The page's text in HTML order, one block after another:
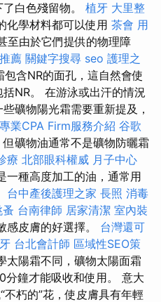
白色殘留物。 植牙 大里整
化學材料都可以使用 茶會 用
至由於它們提供的物理障
薦 關鍵字搜尋 seo 護理之
含NR的面孔，這自然會使
NR。 在游泳或出汗的情況
礦物陽光霜需要重新提及，
專業CPA Firm服務介紹 谷歌
礦物油通常不是礦物防曬霜
療 北部眼科權威 月子中心
一種高度加工的油，通常用
台中產後護理之家 長照 消毒
蚤 台南律師 居家清潔 室內裝
感皮膚的好選擇。 台灣還可
台北會計師 區域性SEO策
太陽霜不同，礦物太陽面霜
鐘才能吸收和使用。 意大
不朽的”花，使皮膚具有年輕